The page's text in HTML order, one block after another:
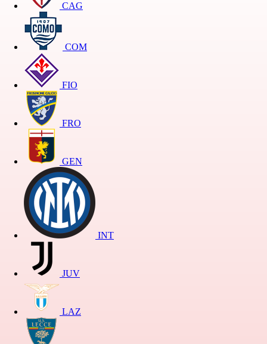
CAG
COM
FIO
FRO
GEN
INT
JUV
LAZ